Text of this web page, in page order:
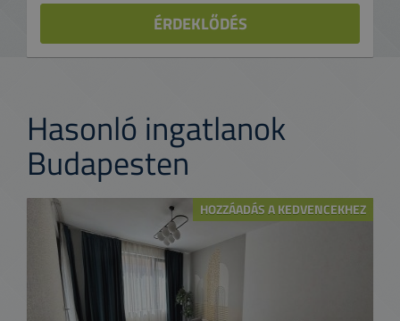
ÉRDEKLŐDÉS
Hasonló ingatlanok
Budapesten
HOZZÁADÁS A KEDVENCEKHEZ